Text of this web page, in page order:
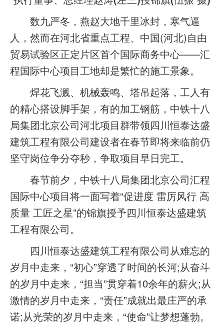
数九严冬，燕赵大地千里冰封，寒气逼
人，然而在河北省重点工程、中国(河北)自由
贸易试验区正定片区首个国际商务中心——汇
程国际中心项目工地却是繁忙的施工景象。
焊花飞溅、机械轰鸣、塔吊起落，工人有
的精心搭设脚手架，有的加工钢筋，中铁十八
局集团北京公司河北项目群带领四川恒泰达盛
建筑工程有限公司建设者在春节即将来临前仍
坚守岗位争分夺秒，争取项目早日完工。
春节前夕，中铁十八局集团北京公司汇程
国际中心项目将一面写着“促进度 雷厉风行 高
质量 工匠之星”的锦旗授予四川恒泰达盛建筑
工程有限公司。
四川恒泰达盛建筑工程有限公司从难忘的
岁月中走来，“初心”穿透了时间的长河;从奋斗
的岁月中走来，“担当”贯穿着10余年的薪火;从
激情的岁月中走来，“责任”成就出最庄严的承
诺;从光荣的岁月中走来，“使命”让梦想蓬勃。